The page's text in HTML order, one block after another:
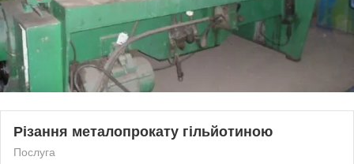
Різання металопрокату гільйотиною
Послуга